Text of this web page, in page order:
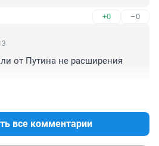
+0 –0
от Путина не расширения
все комментарии